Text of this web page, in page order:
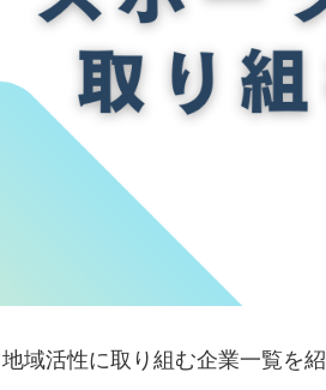
域活性に取り組む企業一覧を紹